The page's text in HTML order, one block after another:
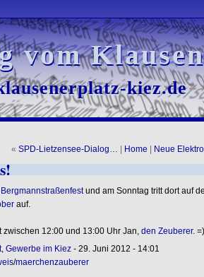
vom
vom
kiez.de
kiez.de
« SPD-Lietzensee-Dialog… Home Neue
Bergmannstraßenfestund am Sonntag tritt dort auf
auf.
12:00 und 13:00 Uhr Jan, den Zeuberer. =)
, Gewerbe im Kiez- 29. Juni 2012 - 14:01
/maerchenzauberer